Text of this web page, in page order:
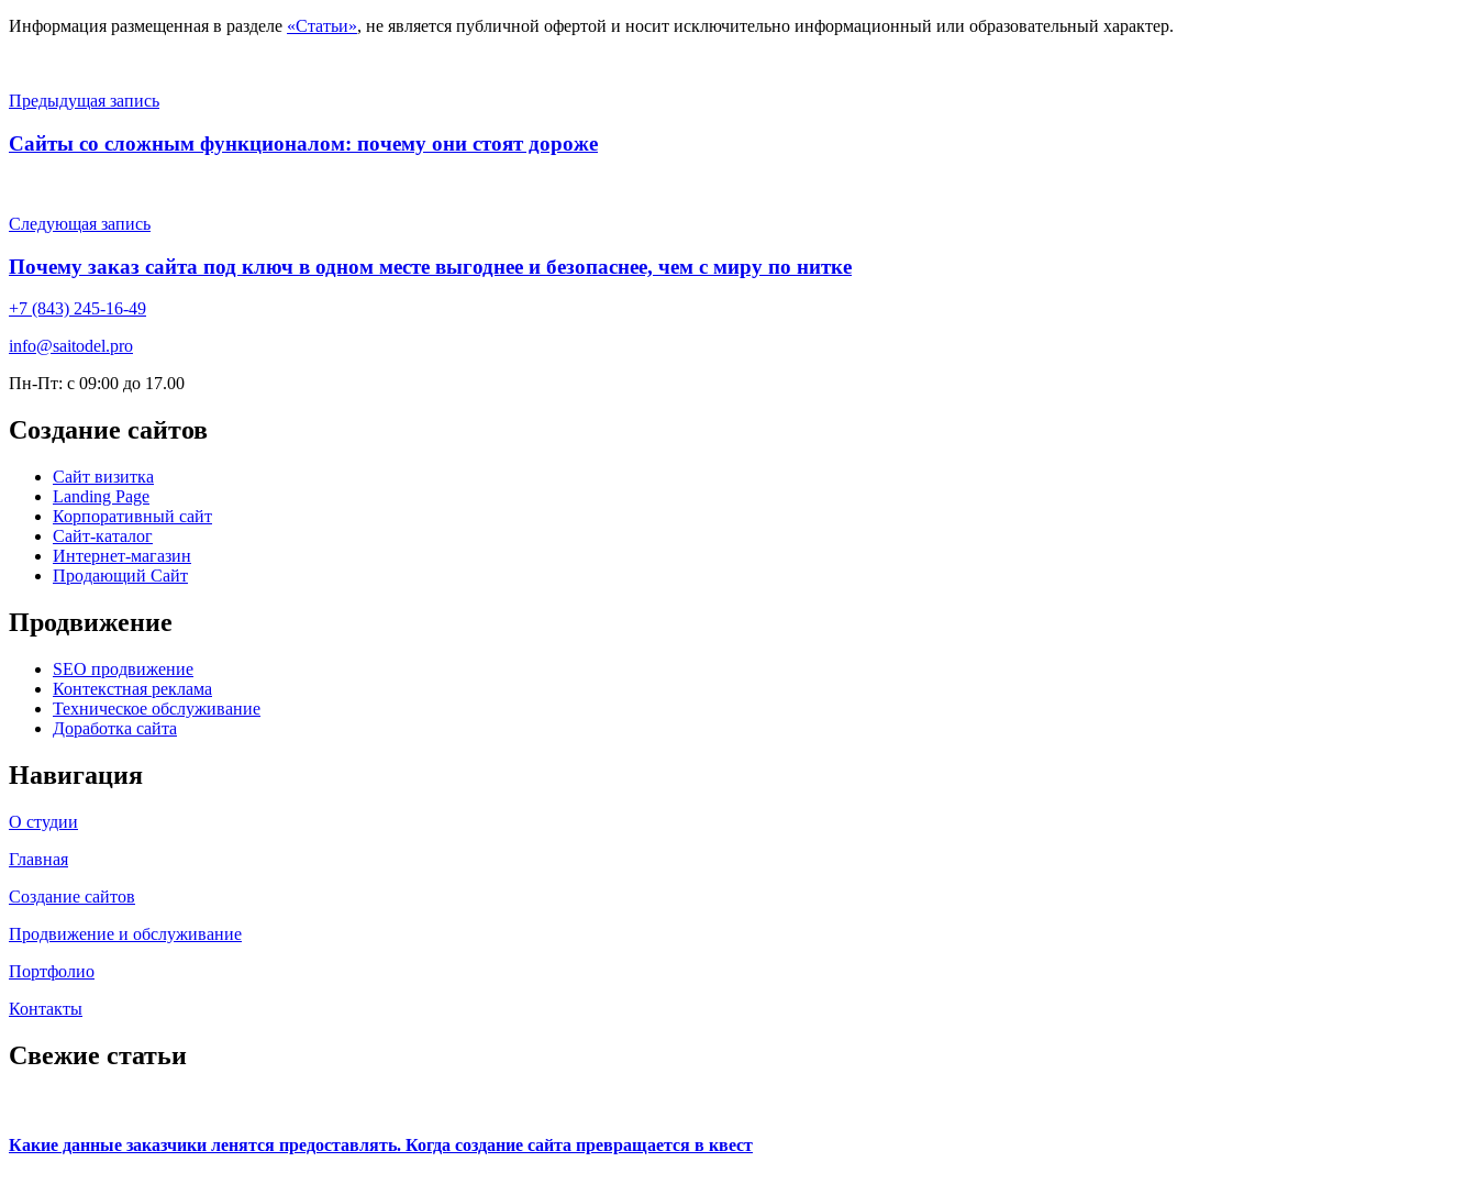
Информация размещенная в разделе «Статьи», не является публичной офертой и носит исключительно информационный или образовательный характер.
Предыдущая запись
Сайты со сложным функционалом: почему они стоят дороже
Следующая запись
Почему заказ сайта под ключ в одном месте выгоднее и безопаснее, чем с миру по нитке
+7 (843) 245-16-49
info@saitodel.pro
Пн-Пт: с 09:00 до 17.00
Создание сайтов
Сайт визитка
Landing Page
Корпоративный сайт
Сайт-каталог
Интернет-магазин
Продающий Сайт
Продвижение
SEO продвижение
Контекстная реклама
Техническое обслуживание
Доработка сайта
Навигация
О студии
Главная
Создание сайтов
Продвижение и обслуживание
Портфолио
Контакты
Свежие статьи
Какие данные заказчики ленятся предоставлять. Когда создание сайта превращается в квест